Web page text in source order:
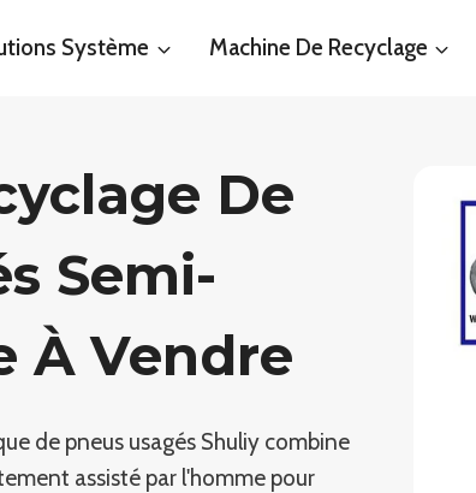
Système Machine De Recyclage
De
Semi-
À Vendre
de pneus usagés Shuliy combine
assisté par l'homme pour